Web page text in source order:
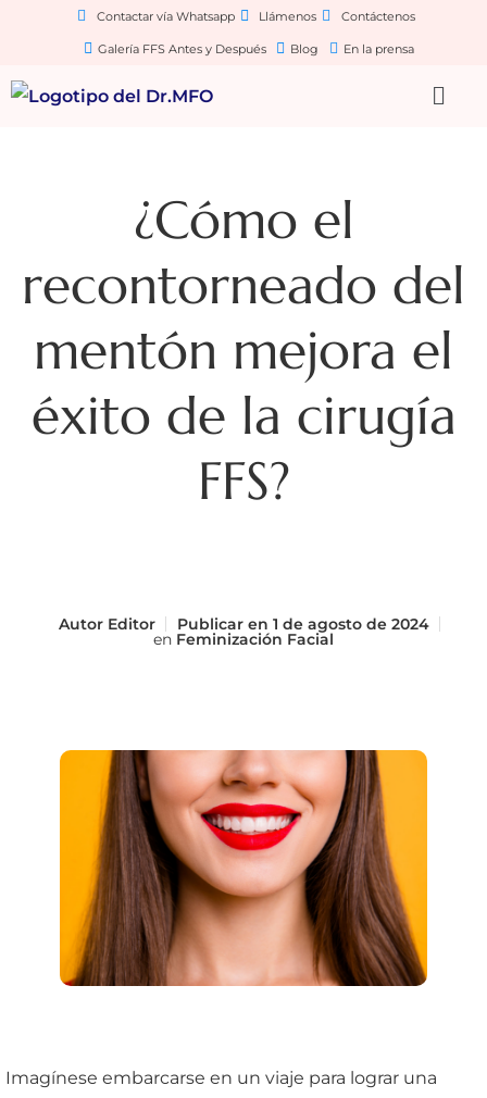
Contactar vía Whatsapp Llámenos Contáctenos
Galería FFS Antes y Después Blog En la prensa
¿Cómo el
recontorneado del
mentón mejora el
éxito de la cirugía
FFS?
AutorEditor Publicar en 1 de agosto de 2024
en Feminización Facial
Imagínese embarcarse en un viaje para lograr una